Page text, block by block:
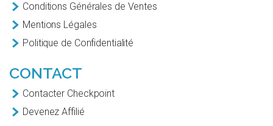
Conditions Générales de Ventes
Mentions Légales
Politique de Confidentialité
CONTACT
Contacter Checkpoint
Devenez Affilié